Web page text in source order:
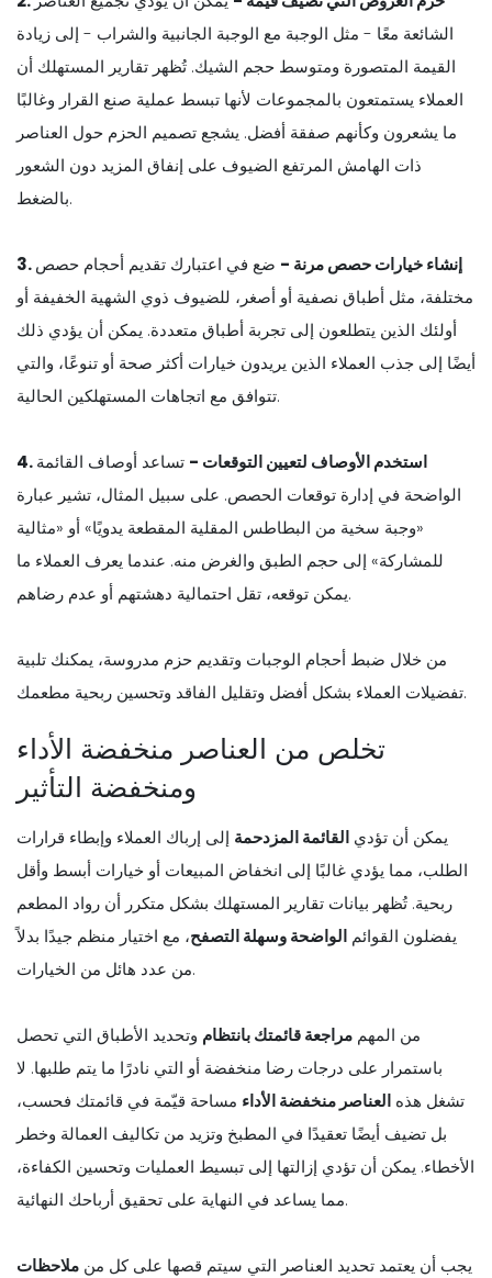
الشائعة معًا - مثل الوجبة مع الوجبة الجانبية والشراب - إلى زيادة
القيمة المتصورة ومتوسط حجم الشيك. تُظهر تقارير المستهلك أن
العملاء يستمتعون بالمجموعات لأنها تبسط عملية صنع القرار وغالبًا
ما يشعرون وكأنهم صفقة أفضل. يشجع تصميم الحزم حول العناصر
ذات الهامش المرتفع الضيوف على إنفاق المزيد دون الشعور
بالضغط.
3. إنشاء خيارات حصص مرنة - ضع في اعتبارك تقديم أحجام حصص
مختلفة، مثل أطباق نصفية أو أصغر، للضيوف ذوي الشهية الخفيفة أو
أولئك الذين يتطلعون إلى تجربة أطباق متعددة. يمكن أن يؤدي ذلك
أيضًا إلى جذب العملاء الذين يريدون خيارات أكثر صحة أو تنوعًا، والتي
تتوافق مع اتجاهات المستهلكين الحالية.
4. استخدم الأوصاف لتعيين التوقعات - تساعد أوصاف القائمة
الواضحة في إدارة توقعات الحصص. على سبيل المثال، تشير عبارة
«وجبة سخية من البطاطس المقلية المقطعة يدويًا» أو «مثالية
للمشاركة» إلى حجم الطبق والغرض منه. عندما يعرف العملاء ما
يمكن توقعه، تقل احتمالية دهشتهم أو عدم رضاهم.
من خلال ضبط أحجام الوجبات وتقديم حزم مدروسة، يمكنك تلبية
تفضيلات العملاء بشكل أفضل وتقليل الفاقد وتحسين ربحية مطعمك.
تخلص من العناصر منخفضة الأداء
ومنخفضة التأثير
يمكن أن تؤدي القائمة المزدحمة إلى إرباك العملاء وإبطاء قرارات
الطلب، مما يؤدي غالبًا إلى انخفاض المبيعات أو خيارات أبسط وأقل
ربحية. تُظهر بيانات تقارير المستهلك بشكل متكرر أن رواد المطعم
يفضلون القوائم الواضحة وسهلة التصفح، مع اختيار منظم جيدًا بدلاً
من عدد هائل من الخيارات.
من المهم مراجعة قائمتك بانتظام وتحديد الأطباق التي تحصل
باستمرار على درجات رضا منخفضة أو التي نادرًا ما يتم طلبها. لا
تشغل هذه العناصر منخفضة الأداء مساحة قيّمة في قائمتك فحسب،
بل تضيف أيضًا تعقيدًا في المطبخ وتزيد من تكاليف العمالة وخطر
الأخطاء. يمكن أن تؤدي إزالتها إلى تبسيط العمليات وتحسين الكفاءة،
مما يساعد في النهاية على تحقيق أرباحك النهائية.
يجب أن يعتمد تحديد العناصر التي سيتم قصها على كل من ملاحظات